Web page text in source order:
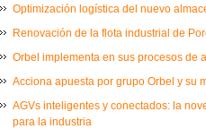
Optimización logística del nuevo
Renovación de la flota industrial de
Orbel implementa en sus procesos de
Acciona apuesta por grupo Orbel y su
AGVs inteligentes y conectados: la
para la industria